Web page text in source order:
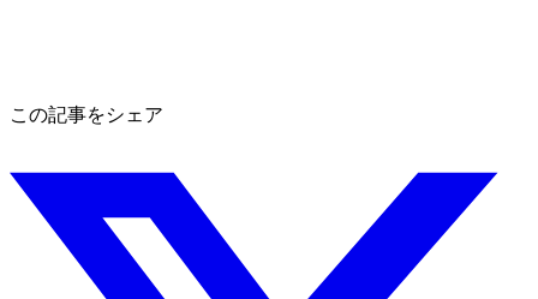
この記事をシェア